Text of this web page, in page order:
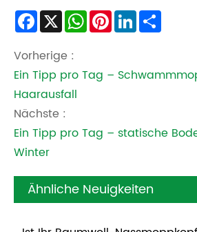
Facebook
X WhatsApp
PinterestLinkedIn
Vorherige :
Ein Tipp pro Tag –
Haarausfall
Nächste :
Ein Tipp pro Tag – statische
Winter
Ähnliche Neuigkeiten